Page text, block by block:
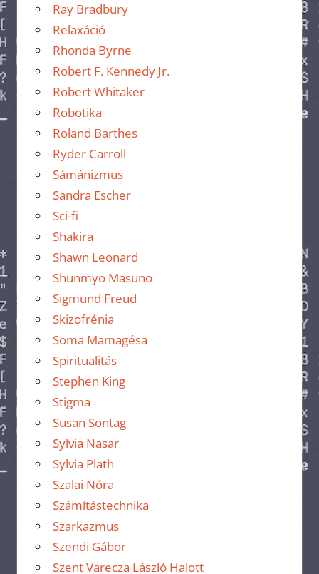
Ray Bradbury
Relaxáció
Rhonda Byrne
Robert F. Kennedy Jr.
Robert Whitaker
Robotika
Roland Barthes
Ryder Carroll
Sámánizmus
Sandra Escher
Sci-fi
Shakira
Shawn Leonard
Shunmyo Masuno
Sigmund Freud
Skizofrénia
Soma Mamagésa
Spiritualitás
Stephen King
Stigma
Susan Sontag
Sylvia Nasar
Sylvia Plath
Szalai Nóra
Számítástechnika
Szarkazmus
Szendi Gábor
Szent Varecza László Halott